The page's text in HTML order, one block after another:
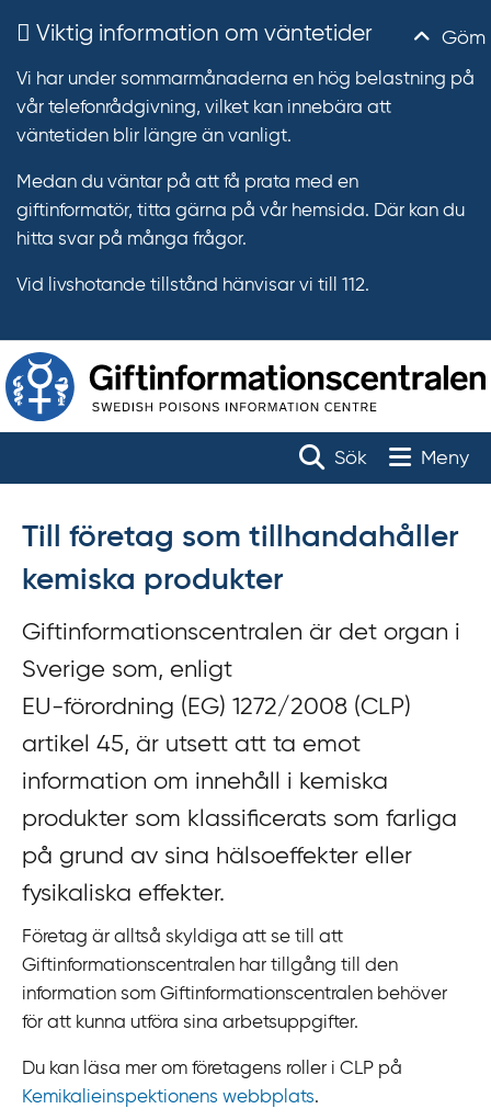
Göm
Viktig information om väntetider
Vi har under sommarmånaderna en hög belastning på
vår telefonrådgivning, vilket kan innebära att
väntetiden blir längre än vanligt.
Medan du väntar på att få prata med en
giftinformatör, titta gärna på vår hemsida. Där kan du
hitta svar på många frågor.
Vid livshotande tillstånd hänvisar vi till 112.
Sök Toggle
Meny
Till företag som tillhandahåller
kemiska produkter
Giftinformationscentralen är det organ i
Sverige som, enligt
EU‍-‍förordning (EG) 1272/2008 (CLP)
artikel 45, är utsett att ta emot
information om innehåll i kemiska
produkter som klassificerats som farliga
på grund av sina hälsoeffekter eller
fysikaliska effekter.
Företag är alltså skyldiga att se till att
Giftinformationscentralen har tillgång till den
information som Giftinformationscentralen behöver
för att kunna utföra sina arbetsuppgifter.
Du kan läsa mer om företagens roller i CLP på
Kemikalieinspektionens webbplats.